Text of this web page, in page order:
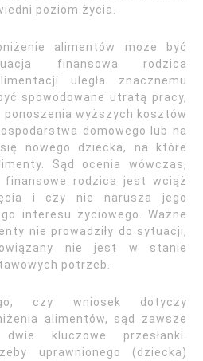
poziom życia.
alimentów może być
finansowa rodzica
uległa znacznemu
spowodowane utratą pracy,
ponoszenia wyższych kosztów
domowego lub na
nowego dziecka, na które
Sąd ocenia wówczas,
finansowe rodzica jest wciąż
i czy nie narusza jego
interesu życiowego. Ważne
nie prowadziły do sytuacji,
nie jest w stanie
potrzeb.
czy wniosek dotyczy
alimentów, sąd zawsze
kluczowe przesłanki:
uprawnionego (dziecka)